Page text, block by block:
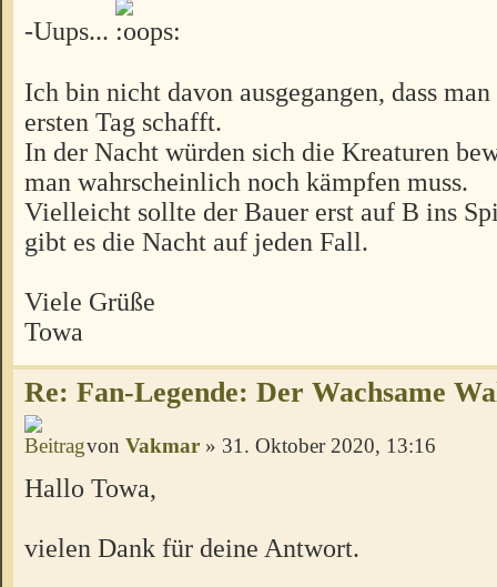
-Uups...
Ich bin nicht davon ausgegangen, dass
ersten Tag schafft.
In der Nacht würden sich die Kreaturen
man wahrscheinlich noch kämpfen muss.
Vielleicht sollte der Bauer erst auf B ins
gibt es die Nacht auf jeden Fall.
Viele Grüße
Towa
Re: Fan-Legende: Der Wachsame
von Vakmar » 31. Oktober 2020, 13:16
Hallo Towa,
vielen Dank für deine Antwort.